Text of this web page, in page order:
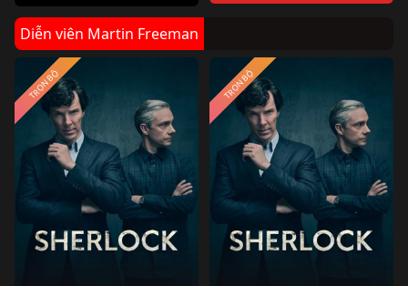
Diễn viên Martin Freeman
TRỌN BỘ TRỌN BỘ